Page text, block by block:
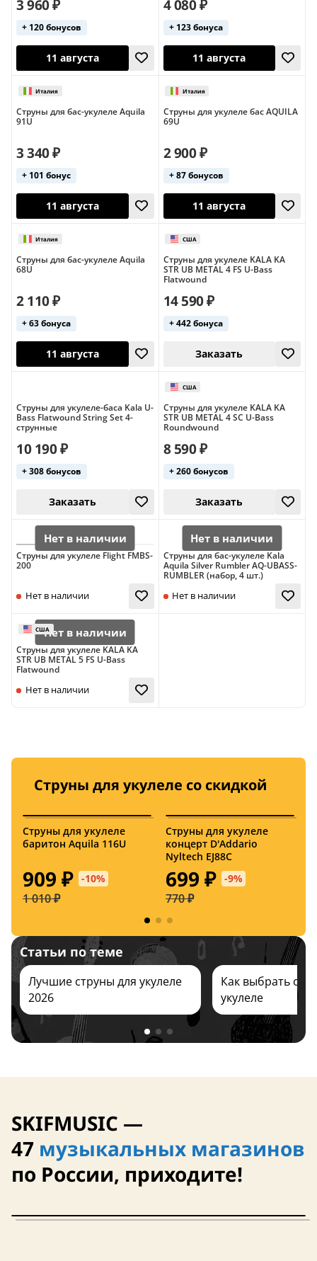
11 августа 11 августа
Италия
3 960 ₽
+ 120 бонусов
11 августа
Италия
4 080 ₽
+ 123 бонуса
Струны для бас-укулеле Aquila
91U
3 340 ₽
+ 101 бонус
11 августа
Струны для укулеле бас AQUILA
69U
2 900 ₽
+ 87 бонусов
11 августа
Струны для бас-укулеле Aquila
68U
Италия
2 110 ₽
+ 63 бонуса
Струны для укулеле KALA KA
STR UB METAL 4 FS U-Bass
Flatwound
США
14 590 ₽
+ 442 бонуса
Заказать
Струны для укулеле-баса Kala U-
Bass Flatwound String Set 4-
струнные
10 190 ₽
+ 308 бонусов
Струны для укулеле KALA KA
STR UB METAL 4 SC U-Bass
Roundwound
8 590 ₽
+ 260 бонусов
Струны для укулеле Flight FMBS-
200
Нет в наличии
Струны для бас-укулеле Kala
Aquila Silver Rumbler AQ-UBASS-
RUMBLER (набор, 4 шт.)
Нет в наличии
Струны для укулеле KALA KA
STR UB METAL 5 FS U-Bass
Flatwound
Нет в наличии
Струны для укулеле со скидкой
Струны для укулеле
баритон Aquila 116U
909 ₽ -10%
1 010 ₽
Струны для укулеле
концерт D'Addario
Nyltech EJ88C
699 ₽ -9%
770 ₽
Статьи по теме
Лучшие струны для укулеле
2026
Как выбрать
укулеле
SKIFMUSIC —
47 музыкальных магазинов
по России, приходите!